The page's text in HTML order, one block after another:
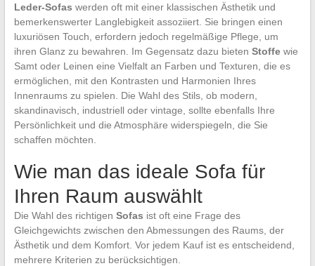
Leder-Sofas werden oft mit einer klassischen Ästhetik und
bemerkenswerter Langlebigkeit assoziiert. Sie bringen einen
luxuriösen Touch, erfordern jedoch regelmäßige Pflege, um
ihren Glanz zu bewahren. Im Gegensatz dazu bieten Stoffewie
Samt oder Leinen eine Vielfalt an Farben und Texturen, die es
ermöglichen, mit den Kontrasten und Harmonien Ihres
Innenraums zu spielen. Die Wahl des Stils, ob modern,
skandinavisch, industriell oder vintage, sollte ebenfalls Ihre
Persönlichkeit und die Atmosphäre widerspiegeln, die Sie
schaffen möchten.
Wie man das ideale Sofa für
Ihren Raum auswählt
Die Wahl des richtigen Sofas ist oft eine Frage des
Gleichgewichts zwischen den Abmessungen des Raums, der
Ästhetik und dem Komfort. Vor jedem Kauf ist es entscheidend,
mehrere Kriterien zu berücksichtigen.